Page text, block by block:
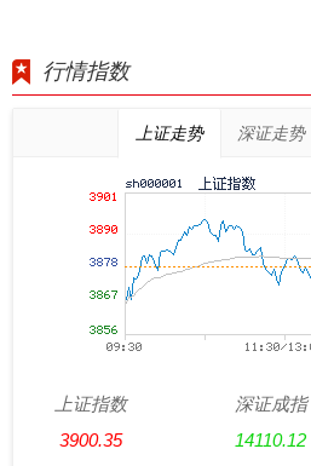
行情指数
上证走势 深证走势
上证指数
3900.35
深证成指
14110.12